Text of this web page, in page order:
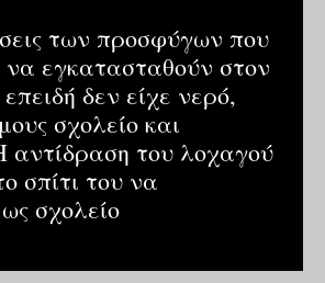
των προσφύγων που
εγκατασταθούν στον
δεν είχε νερό,
σχολείο και
αντίδραση του λοχαγού
σπίτι του να
σχολείο